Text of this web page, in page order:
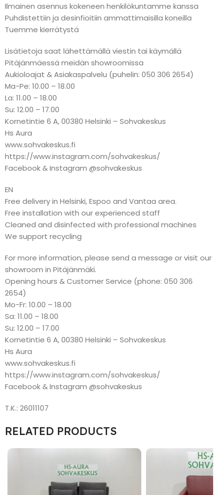
Ilmainen asennus kokeneen henkilökuntamme kanssa
Puhdistettiin ja desinfioitiin ammattimaisilla koneilla
Tuemme kierrätystä
Lisätietoja saat lähettämällä viestin tai käymällä
Pitäjänmäessä meidän showroomissa
Aukioloajat & Asiakaspalvelu (puhelin: 050 306 2654)
Ma-Pe: 10.00 – 18.00
La: 11.00 – 18.00
Su: 12.00 – 17.00
Kornetintie 6 A, 00380 Helsinki – Sohvakeskus
Hs Aura
www.sohvakeskus.fi
https://www.instagram.com/sohvakeskus/
Facebook & Instagram @sohvakeskus
EN
Free delivery in Helsinki, Espoo and Vantaa area.
Free installation with our experienced staff
Cleaned and disinfected with professional machines
We support recycling
For more information, please send a message or visit our
showroom in Pitäjänmäki.
Opening hours & Customer Service (phone: 050 306
2654)
Mo-Fr: 10.00 – 18.00
Sa: 11.00 – 18.00
Su: 12.00 – 17.00
Kornetintie 6 A, 00380 Helsinki – Sohvakeskus
Hs Aura
www.sohvakeskus.fi
https://www.instagram.com/sohvakeskus/
Facebook & Instagram @sohvakeskus
T.K.: 26011107
RELATED PRODUCTS